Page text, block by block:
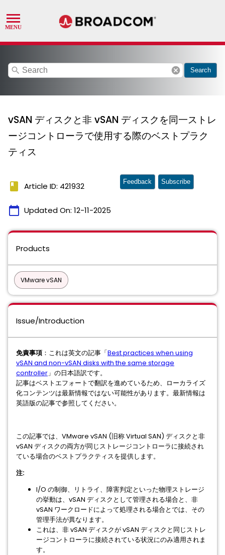
search cancel Search
vSAN ディスクと非 vSAN ディスクを同一ストレ
ージコントローラで使用する際のベストプラク
ティス
book Article ID: 421932
calendar_today Updated On: 12-11-2025
Feedback Subscribe
Products
VMware vSAN
Issue/Introduction
免責事項 ：これは英文の記事「Best practices when using
vSAN and non-vSAN disks with the same storage
controller」の日本語訳です。
記事はベストエフォートで翻訳を進めているため、ローカライズ
化コンテンツは最新情報ではない可能性があります。最新情報は
英語版の記事で参照してください。
この記事では、VMware vSAN (旧称 Virtual SAN) ディスクと非
vSAN ディスクの両方が同じストレージコントローラに接続され
ている場合のベストプラクティスを提供します。
注:
I/O の制御、リトライ、障害判定といった物理ストレージ
の挙動は、vSAN ディスクとして管理される場合と、非
vSAN ワークロードによって処理される場合とでは、その
管理手法が異なります。
これは、非 vSAN ディスクが vSAN ディスクと同じストレ
ージコントローラに接続されている状況にのみ適用されま
す。